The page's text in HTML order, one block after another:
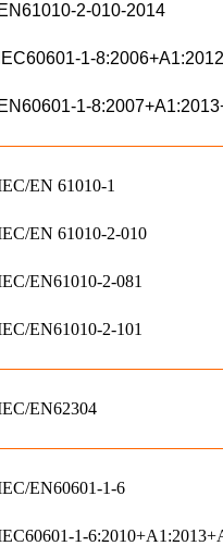
EN61010-2-010-2014
IEC60601-1-
EN60601-1-
EN 61010-1
EN 61010-2-010
EN61010-2-081
EN61010-2-101
EN62304
EN60601-1-6
1-